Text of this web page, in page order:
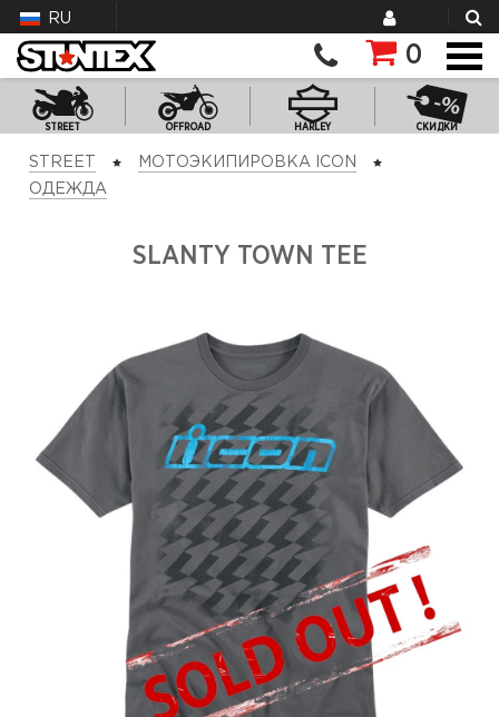
RU
0
STREET OFFROAD HARLEY СКИДКИ
STREET
МОТОЭКИПИРОВКА ICON
ОДЕЖДА
SLANTY TOWN TEE